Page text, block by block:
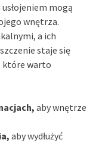
mogą
wnętrza.
a ich
staje się
które warto
aby wnętrze
aby wydłużyć